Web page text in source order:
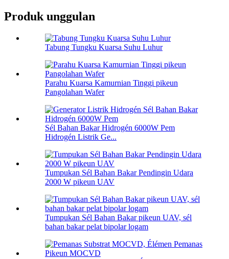
Produk unggulan
Tabung Tungku Kuarsa Suhu Luhur
Parahu Kuarsa Kamurnian Tinggi pikeun
Pangolahan Wafer
Sél Bahan Bakar Hidrogén 6000W Pem
Hidrogén Listrik Ge...
Tumpukan Sél Bahan Bakar Pendingin Udara
2000 W pikeun UAV
Tumpukan Sél Bahan Bakar pikeun UAV, sél
bahan bakar pelat bipolar logam